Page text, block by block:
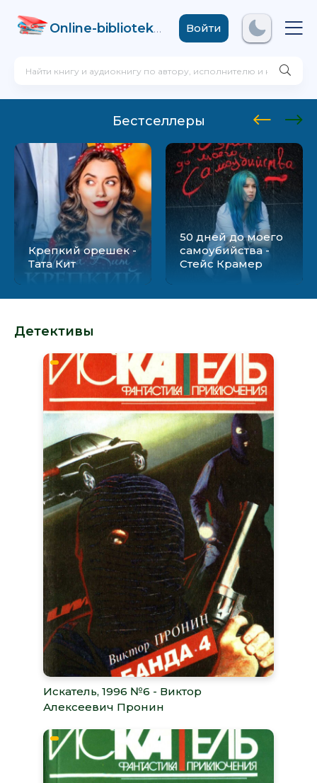
Online-biblioteka .comВойти
Бестселлеры
Крепкий орешек -
Тата Кит
50 дней до моего
самоубийства -
Стейс Крамер
Детективы
Искатель, 1996 №6 - Виктор
Алексеевич Пронин